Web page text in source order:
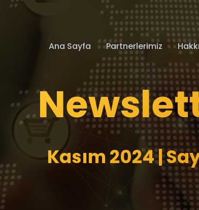
Ana Sayfa Partnerlerimiz
Kasım 2024 |